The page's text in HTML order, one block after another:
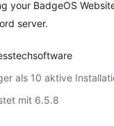
your BadgeOS
server.
als 10 aktive
mit 6.5.8